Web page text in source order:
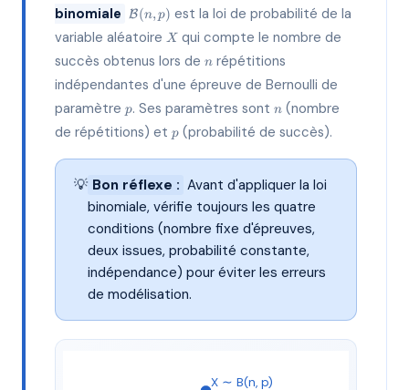
binomiale
\mathcal{B}
(n, p)
B(n, p) est la loi de probabilité de la
variable aléatoire X
X qui compte le nombre de
succès obtenus lors de n
n répétitions
indépendantes d'une épreuve de Bernoulli de
paramètre p
p. Ses paramètres sont n
n (nombre
de répétitions) et p
p (probabilité de succès).
💡 Bon réflexe : Avant d'appliquer la loi
binomiale, vérifie toujours les quatre
conditions (nombre fixe d'épreuves,
deux issues, probabilité constante,
indépendance) pour éviter les erreurs
de modélisation.
X ∼ B(n, p)